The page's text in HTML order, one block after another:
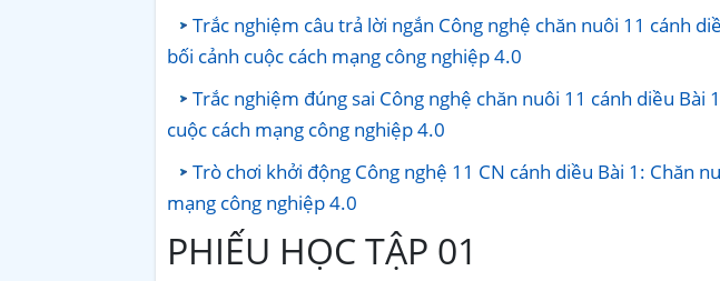
Trắc nghiệm câu trả lời ngắn Công nghệ chăn nuôi 11 cánh
bối cảnh cuộc cách mạng công nghiệp 4.0
Trắc nghiệm đúng sai Công nghệ chăn nuôi 11 cánh diều Bài
cuộc cách mạng công nghiệp 4.0
Trò chơi khởi động Công nghệ 11 CN cánh diều Bài 1: Chăn
mạng công nghiệp 4.0
PHIẾU HỌC TẬP 01